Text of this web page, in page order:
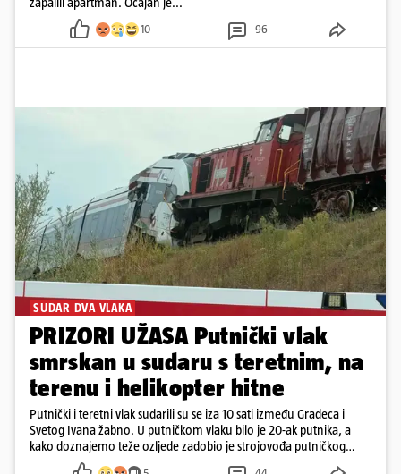
10 96
SUDAR DVA VLAKA
PRIZORI UŽASA Putnički vlak
smrskan u sudaru s teretnim, na
terenu i helikopter hitne
Putnički i teretni vlak sudarili su se iza 10 sati između Gradeca i
Svetog Ivana žabno. U putničkom vlaku bilo je 20-ak putnika, a
kako doznajemo teže ozljede zadobio je strojovođa putničkog
vlaka. Zatvoren je promet, a fotoreporteri Prigorskog objavili su